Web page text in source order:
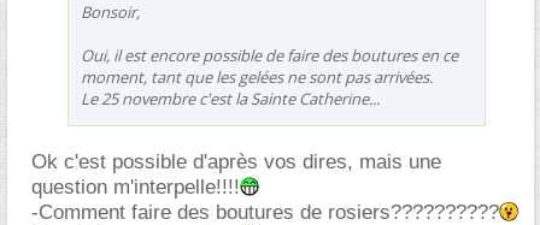
Bonsoir,
Oui, il est encore possible de faire des boutures en ce
moment, tant que les gelées ne sont pas arrivées.
Le 25 novembre c'est la Sainte Catherine...
Ok c'est possible d'après vos dires, mais une
question m'interpelle!!!!
-Comment faire des boutures de rosiers??????????